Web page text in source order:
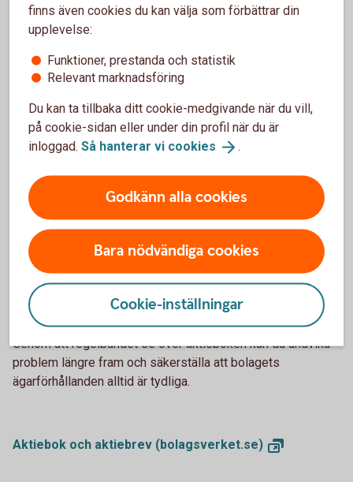
Vad händer om aktiebrev saknas?
Om ett aktiebrev har försvunnit kan bolaget ansöka hos
Bolagsverket om att det ska dödas. Det innebär att brevet
förklaras ogiltigt och att ett nytt kan utfärdas. Processen
kan ta tid och innebär en kostnad, vilket gör det extra viktigt
att ha kontroll över eventuella aktiebrev i bolaget.
Ordning i aktieboken underlättar
framtida affärer
En uppdaterad och korrekt aktiebok gör det enklare att
hantera förändringar i bolaget. Den är viktig vid ägarbyten,
investeringar och finansiering, och visar tydligt vem som
har rättigheter i företaget.
Genom att regelbundet se över aktieboken kan du undvika
problem längre fram och säkerställa att bolagets
ägarförhållanden alltid är tydliga.
Aktiebok och aktiebrev (bolagsverket.se)
finns även cookies du kan välja som förbättrar din
upplevelse:
Funktioner, prestanda och statistik
Relevant marknadsföring
Du kan ta tillbaka ditt cookie-medgivande när du vill,
på cookie-sidan eller under din profil när du är
inloggad. Så hanterar vi cookies .
Godkänn alla cookies
Bara nödvändiga cookies
Cookie-inställningar